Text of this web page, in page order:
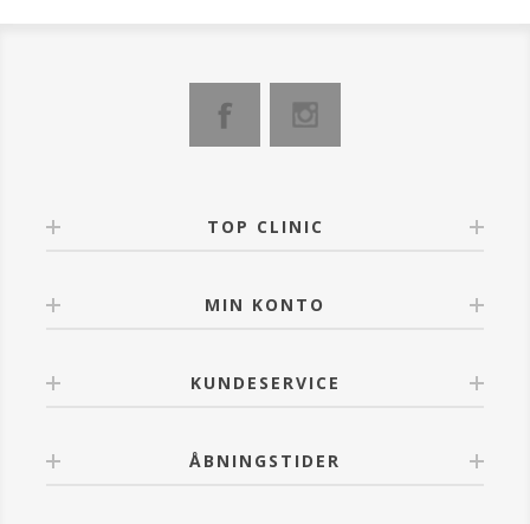
TOP CLINIC
MIN KONTO
KUNDESERVICE
ÅBNINGSTIDER